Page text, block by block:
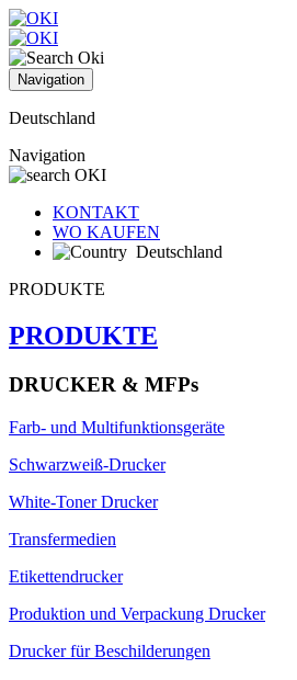
Navigation
Deutschland
Navigation
KONTAKT
WO KAUFEN
Deutschland
PRODUKTE
PRODUKTE
DRUCKER & MFPs
Farb- und Multifunktionsgeräte
Schwarzweiß-Drucker
White-Toner Drucker
Transfermedien
Etikettendrucker
Produktion und Verpackung Drucker
Drucker für Beschilderungen